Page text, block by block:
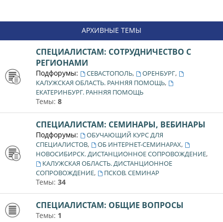
АРХИВНЫЕ ТЕМЫ
СПЕЦИАЛИСТАМ: СОТРУДНИЧЕСТВО С
РЕГИОНАМИ
Подфорумы: СЕВАСТОПОЛЬ, ОРЕНБУРГ,
КАЛУЖСКАЯ ОБЛАСТЬ. РАННЯЯ ПОМОЩЬ,
ЕКАТЕРИНБУРГ. РАННЯЯ ПОМОЩЬ
Темы: 8
СПЕЦИАЛИСТАМ: СЕМИНАРЫ, ВЕБИНАРЫ
Подфорумы:
ОБУЧАЮЩИЙ КУРС ДЛЯ
СПЕЦИАЛИСТОВ, ОБ ИНТЕРНЕТ-СЕМИНАРАХ,
НОВОСИБИРСК. ДИСТАНЦИОННОЕ СОПРОВОЖДЕНИЕ,
КАЛУЖСКАЯ ОБЛАСТЬ. ДИСТАНЦИОННОЕ
СОПРОВОЖДЕНИЕ, ПСКОВ. СЕМИНАР
Темы: 34
СПЕЦИАЛИСТАМ: ОБЩИЕ ВОПРОСЫ
Темы: 1